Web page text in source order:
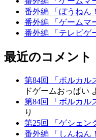
番外編 「ぼうねん
番外編 「ゲームマ
番外編 「テレビゲ
最近のコメント
第84回 「ボルカル
ドゲームおっぱい
第84回 「ボルカル
り
第25回 「ゲシェン
番外編 「しんねん